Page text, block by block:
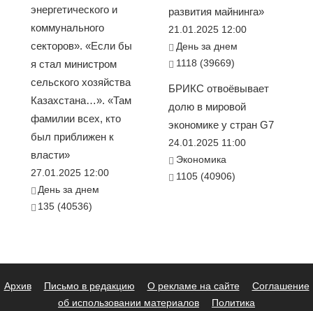
энергетического и
коммунального
секторов». «Если бы
я стал министром
сельского хозяйства
Казахстана…». «Там
фамилии всех, кто
был приближен к
власти»
27.01.2025 12:00
День за днем
135 (40536)
развития майнинга»
21.01.2025 12:00
День за днем
1118 (39669)
БРИКС отвоёвывает
долю в мировой
экономике у стран G7
24.01.2025 11:00
Экономика
1105 (40906)
Архив Письмо в редакцию О рекламе на сайте
Соглашение
об использовании материалов
Политика